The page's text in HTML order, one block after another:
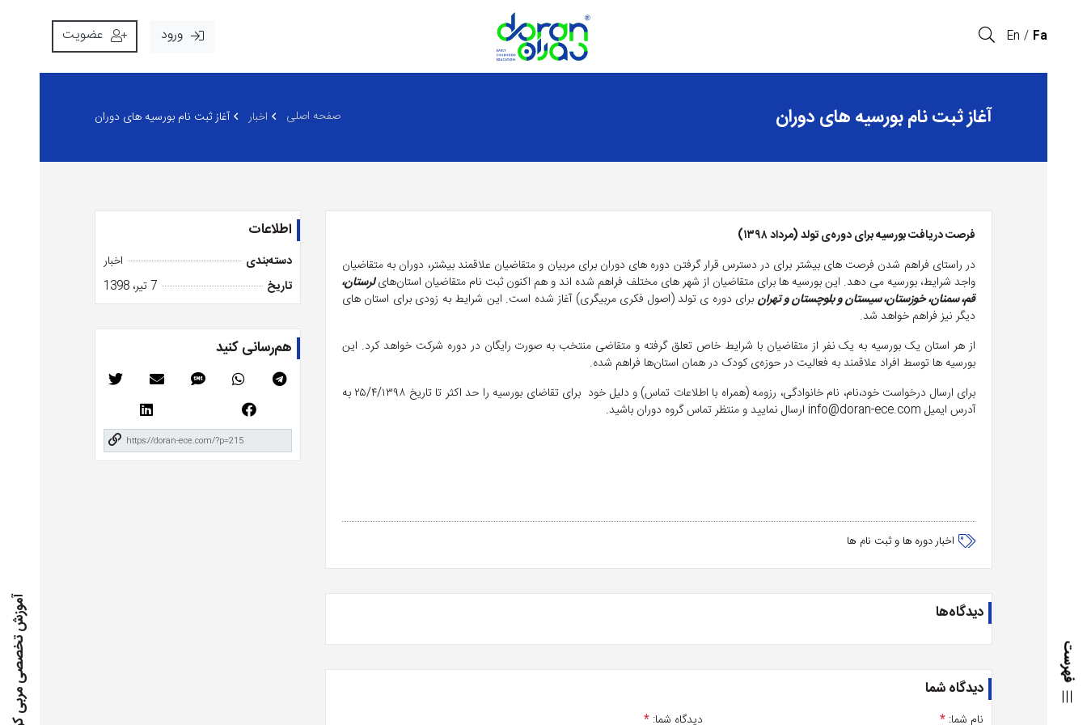
Fa
En ورود عضویت
فهرست آموزش تخصصی مربی کودک
آغاز ثبت نام بورسیه های دوران صفحه اصلی اخبار آغاز ثبت نام بورسیه های دوران
اطلاعات
دسته‌بندی
اخبار
تاریخ
7 تیر، 1398
هم‌رسانی کنید
فرصت دریافت بورسیه برای دوره‌ی تولد (مرداد ۱۳۹۸)
در راستای فراهم شدن فرصت های بیشتر برای در دسترس قرار گرفتن دوره های دوران برای مربیان و متقاضیان علاقمند بیشتر، دوران به متقاضیان
واجد شرایط، بورسیه می دهد. این بورسیه ها برای متقاضیان از شهر های مختلف فراهم شده اند و هم اکنون ثبت نام متقاضیان استان‌هایلرستان،
قم، سمنان، خوزستان، سیستان و بلوچستان و تهران برای دوره ی تولد (اصول فکری مربیگری) آغاز شده است. این شرایط به زودی برای استان های
دیگر نیز فراهم خواهد شد.
از هر استان یک بورسیه به یک نفر از متقاضیان با شرایط خاص تعلق گرفته و متقاضی منتخب به صورت رایگان در دوره شرکت خواهد کرد. این
بورسیه ها توسط افراد علاقمند به فعالیت در حوزه‌ی کودک در همان استان‌ها فراهم شده.
برای ارسال درخواست خود،‌نام، نام خانوادگی، رزومه (همراه با اطلاعات تماس) و دلیل خود برای تقاضای بورسیه را حد اکثر تا تاریخ ۲۵/۴/۱۳۹۸ به
آدرس ایمیل info@doran-ece.com ارسال نمایید و منتظر تماس گروه دوران باشید.
اخبار دوره ها و ثبت نام ها
دیدگاه‌ها
دیدگاه شما
نام شما: * دیدگاه شما:*